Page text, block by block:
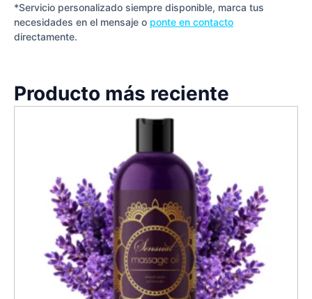
*Servicio personalizado siempre disponible, marca tus
necesidades en el mensaje o ponte en contacto
directamente.
Producto más reciente